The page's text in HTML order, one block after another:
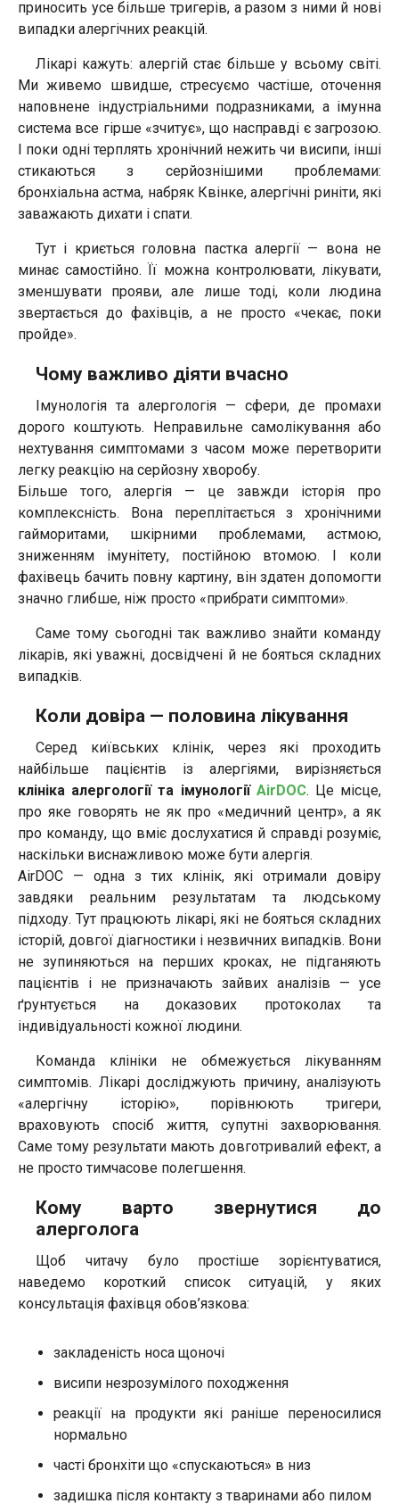
приносить усе більше тригерів, а разом з ними й нові
випадки алергічних реакцій.
Лікарі кажуть: алергій стає більше у всьому світі.
Ми живемо швидше, стресуємо частіше, оточення
наповнене індустріальними подразниками, а імунна
система все гірше «зчитує», що насправді є загрозою.
І поки одні терплять хронічний нежить чи висипи, інші
стикаються з серйознішими проблемами:
бронхіальна астма, набряк Квінке, алергічні риніти, які
заважають дихати і спати.
Тут і криється головна пастка алергії — вона не
минає самостійно. Її можна контролювати, лікувати,
зменшувати прояви, але лише тоді, коли людина
звертається до фахівців, а не просто «чекає, поки
пройде».
Чому важливо діяти вчасно
Імунологія та алергологія — сфери, де промахи
дорого коштують. Неправильне самолікування або
нехтування симптомами з часом може перетворити
легку реакцію на серйозну хворобу.
Більше того, алергія — це завжди історія про
комплексність. Вона переплітається з хронічними
гайморитами, шкірними проблемами, астмою,
зниженням імунітету, постійною втомою. І коли
фахівець бачить повну картину, він здатен допомогти
значно глибше, ніж просто «прибрати симптоми».
Саме тому сьогодні так важливо знайти команду
лікарів, які уважні, досвідчені й не бояться складних
випадків.
Коли довіра — половина лікування
Серед київських клінік, через які проходить
найбільше пацієнтів із алергіями, вирізняється
клініка алергології та імунології AirDOC. Це місце,
про яке говорять не як про «медичний центр», а як
про команду, що вміє дослухатися й справді розуміє,
наскільки виснажливою може бути алергія.
AirDOC — одна з тих клінік, які отримали довіру
завдяки реальним результатам та людському
підходу. Тут працюють лікарі, які не бояться складних
історій, довгої діагностики і незвичних випадків. Вони
не зупиняються на перших кроках, не підганяють
пацієнтів і не призначають зайвих аналізів — усе
ґрунтується на доказових протоколах та
індивідуальності кожної людини.
Команда клініки не обмежується лікуванням
симптомів. Лікарі досліджують причину, аналізують
«алергічну історію», порівнюють тригери,
враховують спосіб життя, супутні захворювання.
Саме тому результати мають довготривалий ефект, а
не просто тимчасове полегшення.
Кому варто звернутися до
алерголога
Щоб читачу було простіше зорієнтуватися,
наведемо короткий список ситуацій, у яких
консультація фахівця обов’язкова:
закладеність носа щоночі
висипи незрозумілого походження
реакції на продукти які раніше переносилися
нормально
часті бронхіти що «спускаються» в низ
задишка після контакту з тваринами або пилом